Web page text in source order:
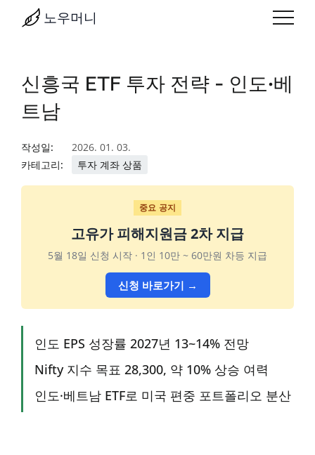
노우머니
신흥국 ETF 투자 전략 - 인도·베
트남
작성일:
2026. 01. 03.
카테고리:
투자 계좌 상품
중요 공지
고유가 피해지원금 2차 지급
5월 18일 신청 시작 · 1인 10만 ~ 60만원 차등 지급
신청 바로가기 →
인도 EPS 성장률 2027년 13~14% 전망
Nifty 지수 목표 28,300, 약 10% 상승 여력
인도·베트남 ETF로 미국 편중 포트폴리오 분산